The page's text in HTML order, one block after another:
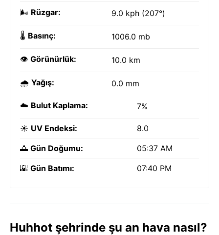
🌬️ Rüzgar: 9.0 kph (207°)
🌡️ Basınç: 1006.0 mb
👁️ Görünürlük: 10.0 km
🌧️ Yağış: 0.0 mm
☁️ Bulut Kaplama: 7%
☀️ UV Endeksi: 8.0
🌅 Gün Doğumu: 05:37 AM
🌇 Gün Batımı: 07:40 PM
Huhhot şehrinde şu an hava nasıl?